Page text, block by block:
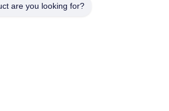
are you looking for?